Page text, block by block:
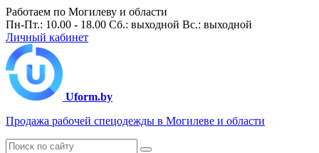
Работаем по Могилеву и области
Пн-Пт.: 10.00 - 18.00 Сб.: выходной Вс.: выходной
Личный кабинет
Uform.by
Продажа рабочей спецодежды в Могилеве и области